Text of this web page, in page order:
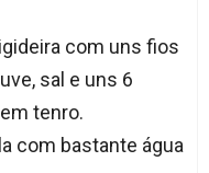
com uns fios
sal e uns 6
tenro.
com bastante água